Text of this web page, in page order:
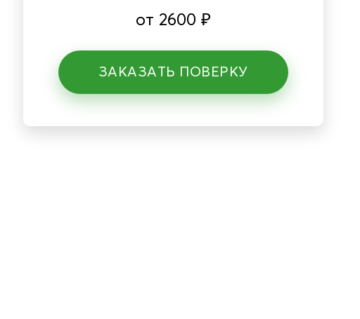
от 2600 ₽
ЗАКАЗАТЬ ПОВЕРКУ